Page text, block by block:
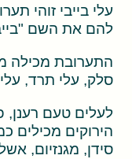
עלי בייבי זוהי
להם את השם
התערובת מכילה
סלק, עלי תרד, עלי
לעלים טעם רענן,
הירוקים מכילים
סידן, מגנזיום,